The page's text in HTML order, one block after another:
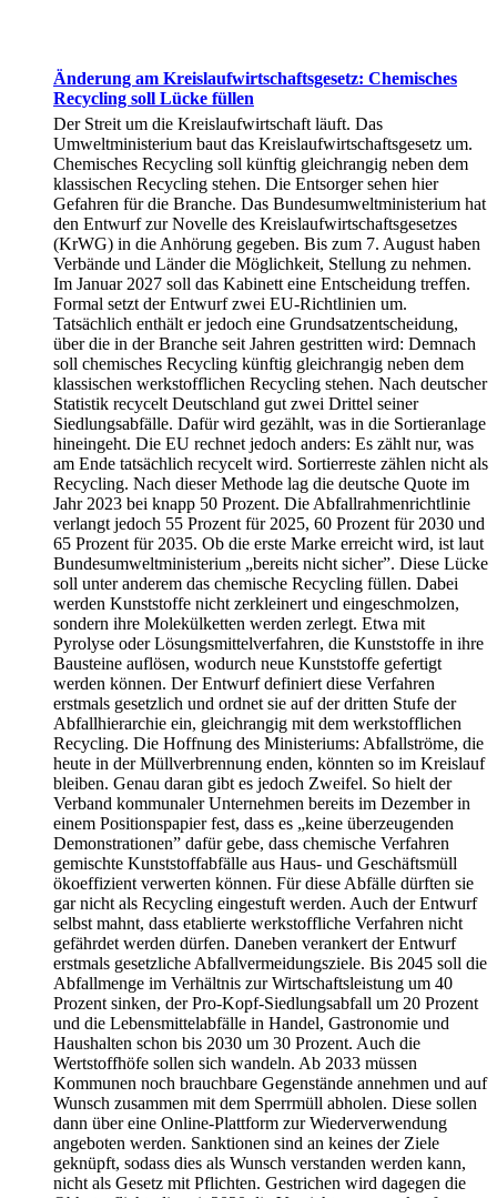
Änderung am Kreislaufwirtschaftsgesetz: Chemisches
Recycling soll Lücke füllen
Der Streit um die Kreislaufwirtschaft läuft. Das
Umweltministerium baut das Kreislaufwirtschaftsgesetz um.
Chemisches Recycling soll künftig gleichrangig neben dem
klassischen Recycling stehen. Die Entsorger sehen hier
Gefahren für die Branche. Das Bundesumweltministerium hat
den Entwurf zur Novelle des Kreislaufwirtschaftsgesetzes
(KrWG) in die Anhörung gegeben. Bis zum 7. August haben
Verbände und Länder die Möglichkeit, Stellung zu nehmen.
Im Januar 2027 soll das Kabinett eine Entscheidung treffen.
Formal setzt der Entwurf zwei EU-Richtlinien um.
Tatsächlich enthält er jedoch eine Grundsatzentscheidung,
über die in der Branche seit Jahren gestritten wird: Demnach
soll chemisches Recycling künftig gleichrangig neben dem
klassischen werkstofflichen Recycling stehen. Nach deutscher
Statistik recycelt Deutschland gut zwei Drittel seiner
Siedlungsabfälle. Dafür wird gezählt, was in die Sortieranlage
hineingeht. Die EU rechnet jedoch anders: Es zählt nur, was
am Ende tatsächlich recycelt wird. Sortierreste zählen nicht als
Recycling. Nach dieser Methode lag die deutsche Quote im
Jahr 2023 bei knapp 50 Prozent. Die Abfallrahmenrichtlinie
verlangt jedoch 55 Prozent für 2025, 60 Prozent für 2030 und
65 Prozent für 2035. Ob die erste Marke erreicht wird, ist laut
Bundesumweltministerium „bereits nicht sicher”. Diese Lücke
soll unter anderem das chemische Recycling füllen. Dabei
werden Kunststoffe nicht zerkleinert und eingeschmolzen,
sondern ihre Molekülketten werden zerlegt. Etwa mit
Pyrolyse oder Lösungsmittelverfahren, die Kunststoffe in ihre
Bausteine auflösen, wodurch neue Kunststoffe gefertigt
werden können. Der Entwurf definiert diese Verfahren
erstmals gesetzlich und ordnet sie auf der dritten Stufe der
Abfallhierarchie ein, gleichrangig mit dem werkstofflichen
Recycling. Die Hoffnung des Ministeriums: Abfallströme, die
heute in der Müllverbrennung enden, könnten so im Kreislauf
bleiben. Genau daran gibt es jedoch Zweifel. So hielt der
Verband kommunaler Unternehmen bereits im Dezember in
einem Positionspapier fest, dass es „keine überzeugenden
Demonstrationen” dafür gebe, dass chemische Verfahren
gemischte Kunststoffabfälle aus Haus- und Geschäftsmüll
ökoeffizient verwerten können. Für diese Abfälle dürften sie
gar nicht als Recycling eingestuft werden. Auch der Entwurf
selbst mahnt, dass etablierte werkstoffliche Verfahren nicht
gefährdet werden dürfen. Daneben verankert der Entwurf
erstmals gesetzliche Abfallvermeidungsziele. Bis 2045 soll die
Abfallmenge im Verhältnis zur Wirtschaftsleistung um 40
Prozent sinken, der Pro-Kopf-Siedlungsabfall um 20 Prozent
und die Lebensmittelabfälle in Handel, Gastronomie und
Haushalten schon bis 2030 um 30 Prozent. Auch die
Wertstoffhöfe sollen sich wandeln. Ab 2033 müssen
Kommunen noch brauchbare Gegenstände annehmen und auf
Wunsch zusammen mit dem Sperrmüll abholen. Diese sollen
dann über eine Online-Plattform zur Wiederverwendung
angeboten werden. Sanktionen sind an keines der Ziele
geknüpft, sodass dies als Wunsch verstanden werden kann,
nicht als Gesetz mit Pflichten. Gestrichen wird dagegen die